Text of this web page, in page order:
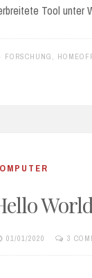
Tool unter
FORSCHUNG
01/01/2020 3